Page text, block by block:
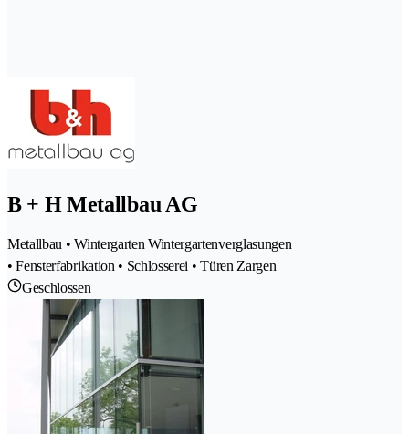
B + H Metallbau AG
Metallbau • Wintergarten Wintergartenverglasungen
• Fensterfabrikation • Schlosserei • Türen Zargen
Geschlossen